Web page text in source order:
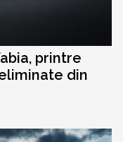
printre
din